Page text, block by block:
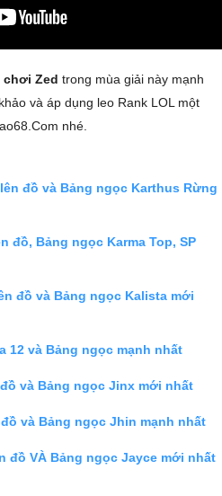
Zed trong mùa giải này mạnh
và áp dụng leo Rank LOL một
nhé.
đồ và Bảng ngọc Karthus Rừng
đồ, Bảng ngọc Karma Top, SP
đồ và Bảng ngọc Kalista mới
12 và Bảng ngọc mạnh nhất
và Bảng ngọc Jinx mới nhất
và Bảng ngọc Jhin mạnh nhất
đồ VÀ Bảng ngọc Jayce mới nhất